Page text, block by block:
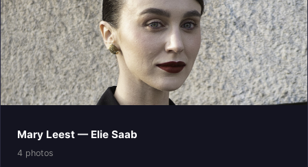
Mary Leest — Elie Saab
4 photos